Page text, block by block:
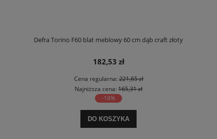
Defra Torino F60 blat meblowy 60 cm dąb craft złoty
182,53 zł
Cena regularna:221,65 zł
Najniższa cena: 165,31 zł
-18%
DO KOSZYKA